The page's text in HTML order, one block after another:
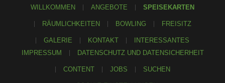
WILLKOMMEN ANGEBOTE SPEISEKARTEN
RÄUMLICHKEITEN BOWLING FREISITZ
GALERIE KONTAKT
INTERESSANTES
IMPRESSUM
DATENSCHUTZ UND DATENSICHERHEIT
CONTENT JOBS SUCHEN